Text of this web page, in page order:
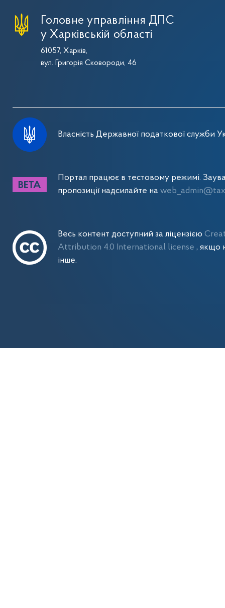
Головне управління ДПС
у Харківській області
61057, Харків,
вул. Григорія Сковороди, 46
Власність Державної податкової служби
Портал працює в тестовому режимі.
пропозиції надсилайте на
Весь контент доступний за ліцензією
Attribution 4.0 International license , якщо
інше.